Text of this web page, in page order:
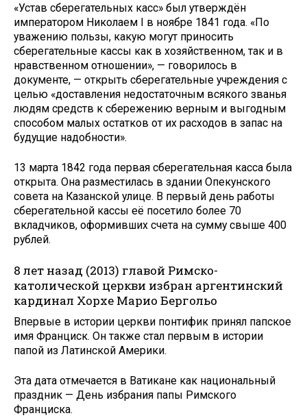
«Устав сберегательных касс» был утверждён
императором Николаем I в ноябре 1841 года. «По
уважению пользы, какую могут приносить
сберегательные кассы как в хозяйственном, так и в
нравственном отношении», — говорилось в
документе, — открыть сберегательные учреждения с
целью «доставления недостаточным всякого званья
людям средств к сбережению верным и выгодным
способом малых остатков от их расходов в запас на
будущие надобности».
13 марта 1842 года первая сберегательная касса была
открыта. Она разместилась в здании Опекунского
совета на Казанской улице. В первый день работы
сберегательной кассы её посетило более 70
вкладчиков, оформивших счета на сумму свыше 400
рублей.
8 лет назад (2013) главой Римско-
католической церкви избран аргентинский
кардинал Хорхе Марио Бергольо
Впервые в истории церкви понтифик принял папское
имя Франциск. Он также стал первым в истории
папой из Латинской Америки.
Эта дата отмечается в Ватикане как национальный
праздник — День избрания папы Римского
Франциска.